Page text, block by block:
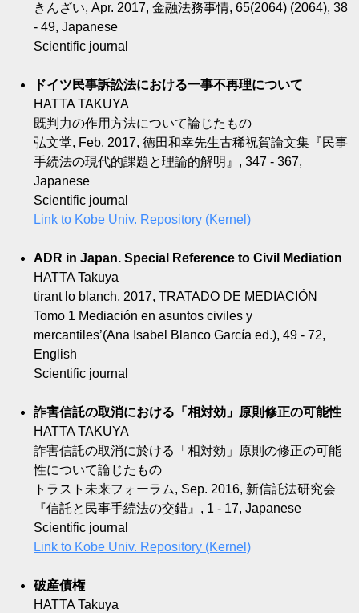
きんざい, Apr. 2017, 金融法務事情, 65(2064) (2064), 38
- 49, Japanese
Scientific journal
ドイツ民事訴訟法における一事不再理について
HATTA TAKUYA
既判力の作用方法について論じたもの
弘文堂, Feb. 2017, 徳田和幸先生古稀祝賀論文集『民事
手続法の現代的課題と理論的解明』, 347 - 367,
Japanese
Scientific journal
Link to Kobe Univ. Repository (Kernel)
ADR in Japan. Special Reference to Civil Mediation
HATTA Takuya
tirant lo blanch, 2017, TRATADO DE MEDIACIÓN
Tomo 1 Mediación en asuntos civiles y
mercantiles’(Ana Isabel Blanco García ed.), 49 - 72,
English
Scientific journal
詐害信託の取消における「相対効」原則修正の可能性
HATTA TAKUYA
詐害信託の取消に於ける「相対効」原則の修正の可能
性について論じたもの
トラスト未来フォーラム, Sep. 2016, 新信託法研究会
『信託と民事手続法の交錯』, 1 - 17, Japanese
Scientific journal
Link to Kobe Univ. Repository (Kernel)
破産債権
HATTA Takuya